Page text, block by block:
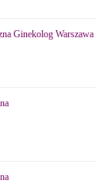
Ginekolog Warszawa